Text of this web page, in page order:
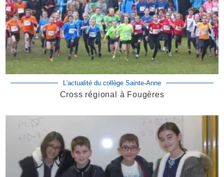
L'actualité du collège Sainte-Anne
Cross régional à Fougères